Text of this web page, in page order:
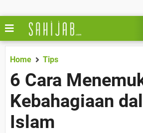
Home Tips
6 Cara
Kebahagiaan
Islam